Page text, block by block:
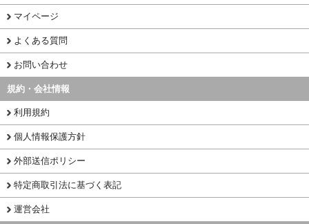
マイページ
よくある質問
お問い合わせ
規約・会社情報
利用規約
個人情報保護方針
外部送信ポリシー
特定商取引法に基づく表記
運営会社